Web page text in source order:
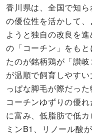
香川県は、全国で知
の優位性を活かして
ようと独自の改良を
の「コーチン」をも
たのが銘柄鶏が「讃
が温順で飼育しやす
っぱな脚毛が際だった
コーチンゆずりの優
に富み、低脂肪で低
ミンB1、リノール酸